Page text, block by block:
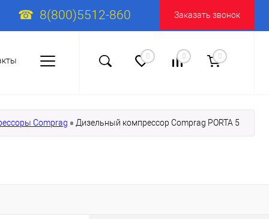
8(800)5512-860 Заказать звонок
0 0 0
Comprag Дизельный компрессор Comprag PORTA 5